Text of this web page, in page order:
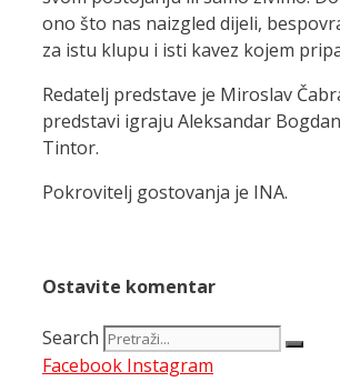
ono što nas naizgled dijeli,
za istu klupu i isti kavez kojem
Redatelj predstave je Miroslav
predstavi igraju Aleksandar
Tintor.
Pokrovitelj gostovanja je INA.
Ostavite komentar
Search
Facebook Instagram